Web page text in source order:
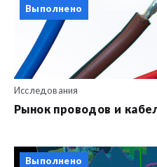
Выполнено
Исследования
Рынок проводов и
Выполнено